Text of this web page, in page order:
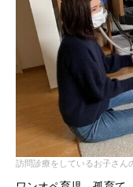
訪問診療をしているお子さん